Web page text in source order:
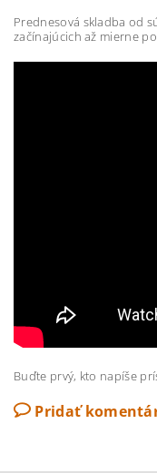
Prednesová skladba od
začínajúcich až mierne
Buďte prvý, kto napíše
Pridať